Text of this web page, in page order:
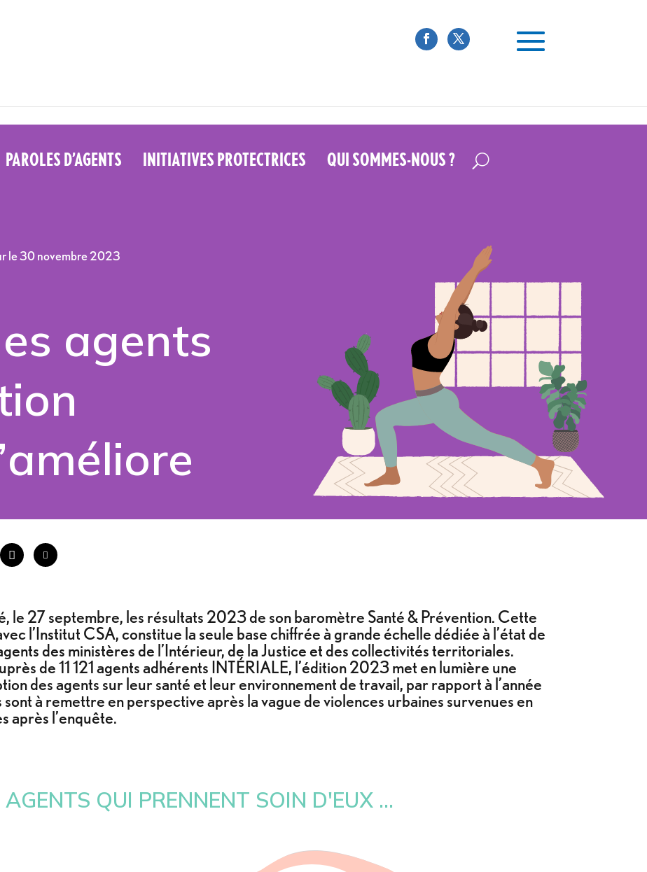
PAROLES D’AGENTS INITIATIVES PROTECTRICES QUI SOMMES-NOUS ?
agents
le 27 septembre, les résultats 2023 de son baromètre Santé & Prévention. Cette
l’Institut CSA, constitue la seule base chiffrée à grande échelle dédiée à l’état de
des ministères de l’Intérieur, de la Justice et des collectivités territoriales.
de 11 121 agents adhérents INTÉRIALE, l’édition 2023 met en lumière une
des agents sur leur santé et leur environnement de travail, par rapport à l’année
à remettre en perspective après la vague de violences urbaines survenues en
après l’enquête.
AGENTS QUI PRENNENT SOIN D'EUX ...